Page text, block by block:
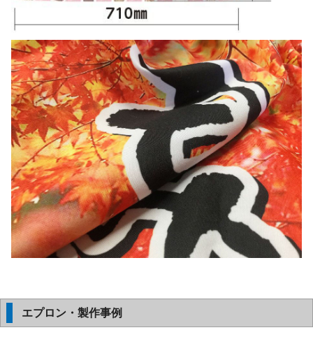
エプロン・製作事例